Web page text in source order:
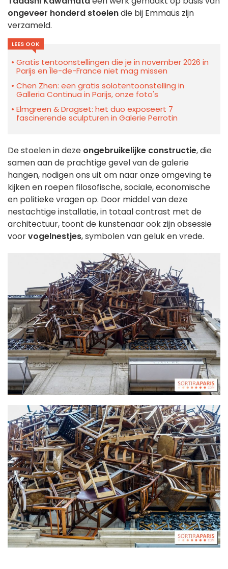
ongeveer honderd stoelendie bij Emmaüs zijn
verzameld.
LEES OOK
Gratis tentoonstellingen die je in november 2026 in
Parijs en Île-de-France niet mag missen
Chen Zhen: een gratis solotentoonstelling in
Galleria Continua in Parijs, onze foto's
Elmgreen & Dragset: het duo exposeert 7
fascinerende sculpturen in Galerie Perrotin
De stoelen in deze ongebruikelijke constructie, die
samen aan de prachtige gevel van de galerie
hangen, nodigen ons uit om naar onze omgeving te
kijken en roepen filosofische, sociale, economische
en politieke vragen op. Door middel van deze
nestachtige installatie, in totaal contrast met de
architectuur, toont de kunstenaar ook zijn obsessie
voorvogelnestjes, symbolen van geluk en vrede.